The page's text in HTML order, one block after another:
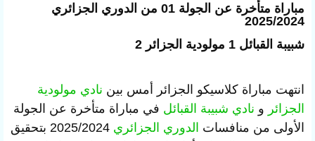
مباراة متأخرة عن الجولة 01 من الدوري الجزائري
2025/2024
شبيبة القبائل 1 مولودية الجزائر 2
انتهت مباراة كلاسيكو الجزائر أمس بين نادي مولودية
الجزائر و نادي شبيبة القبائل في مباراة متأخرة عن الجولة
الأولى من منافسات الدوري الجزائري